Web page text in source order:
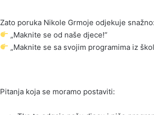
Zato poruka Nikole Grmoje odjekuje snažno:
„Maknite se od naše djece!“
„Maknite se sa svojim programima iz
Pitanja koja se moramo postaviti: